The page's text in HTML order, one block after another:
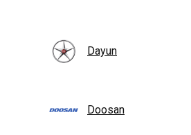
Dayun
Doosan